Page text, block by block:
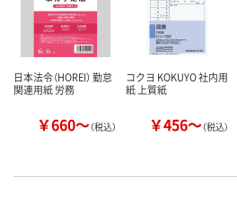
日本法令（HOREI） 勤怠
関連用紙 労務
￥660～（税込）
コクヨ KOKUYO 社内用
紙 上質紙
￥456～（税込）